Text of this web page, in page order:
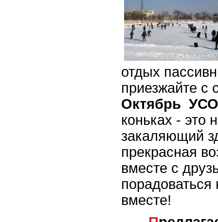
отдых
приезжайте с
Октябрь
коньках - это
закаляющий
прекрасная
вместе с
вместе!